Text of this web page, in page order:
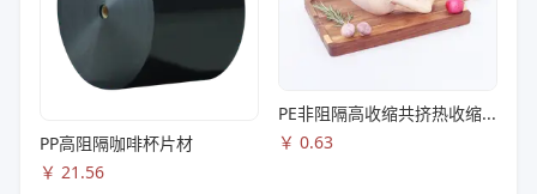
PP高阻隔咖啡杯片材
￥ 21.56
PE非阻隔高收缩共挤热收缩膜S83
￥ 0.63